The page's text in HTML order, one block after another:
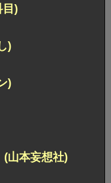
)
)
)
山本妄想社)